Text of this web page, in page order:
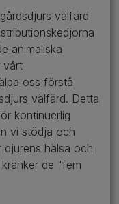
välfärd
animaliska
vårt
oss förstå
välfärd. Detta
kontinuerlig
vi stödja och
djurens hälsa och
de "fem